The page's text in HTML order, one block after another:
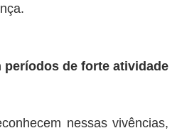
de forte atividade
nessas vivências,